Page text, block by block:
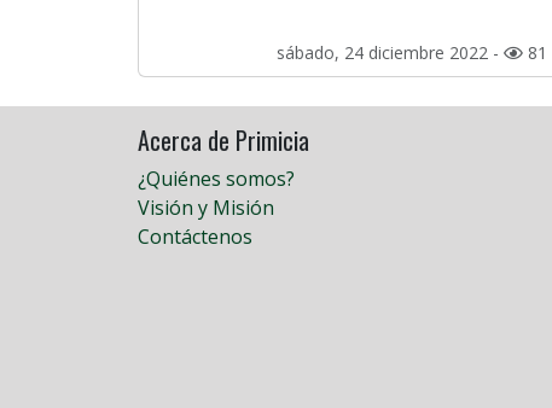
sábado, 24 diciembre 2022 - 81
Acerca de Primicia
¿Quiénes somos?
Visión y Misión
Contáctenos